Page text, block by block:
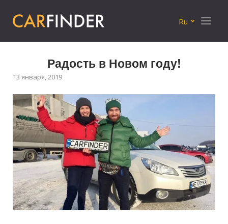
Ru Меню
Радость в Новом году!
13 января, 2019